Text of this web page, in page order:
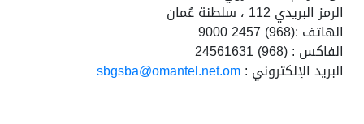
الرمز البريدي 112 ، سلطنة عُمان
الهاتف :(968) 2457 9000
الفاكس : (968) 24561631
البريد الإلكتروني :sbgsba@omantel.net.om